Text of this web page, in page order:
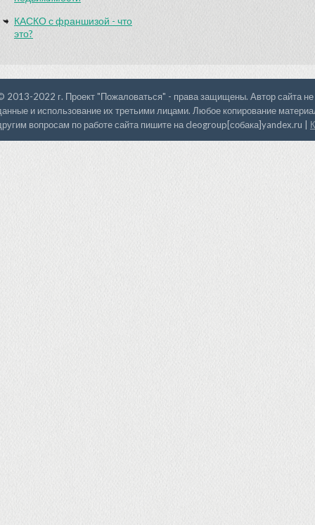
КАСКО с франшизой - что
это?
2013-2022 г. Проект "Пожаловаться" - права защищены. Автор сайта не
и использование их третьими лицами. Любое копирование
вопросам по работе сайта пишите на cleogroup[собака]yandex.ru |